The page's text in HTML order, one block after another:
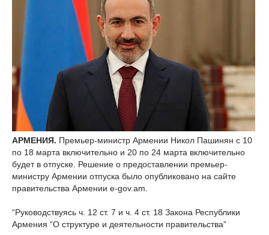
АРМЕНИЯ. Премьер-министр Армении Никол Пашинян с 10
по 18 марта включительно и 20 по 24 марта включительно
будет в отпуске. Решение о предоставлении премьер-
министру Армении отпуска было опубликовано на сайте
правительства Армении e-gov.am.
“Руководствуясь ч. 12 ст. 7 и ч. 4 ст. 18 Закона Республики
Армения “О структуре и деятельности правительства”